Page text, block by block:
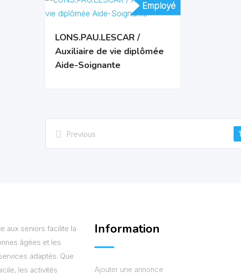
Employé
Employé
LONS.PAU.LESCAR /
Auxiliaire de vie diplômée
Aide-Soignante
Previous 1
aux seniors facilite la
âgées et les
adaptés. Que
les activités
Information
Ajouter une annonce